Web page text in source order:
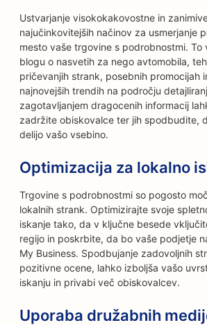
Ustvarjanje visokokakovostne in
najučinkovitejših načinov za usmerjanje
mesto vaše trgovine s podrobnostmi. To
blogu o nasvetih za nego avtomobila,
pričevanjih strank, posebnih promocijah
najnovejših trendih na področju
zagotavljanjem dragocenih informacij
zadržite obiskovalce ter jih spodbudite,
delijo vašo vsebino.
Optimizacija za lokalno
Trgovine s podrobnostmi so pogosto
lokalnih strank. Optimizirajte svoje
iskanje tako, da v ključne besede
regijo in poskrbite, da bo vaše podjetje
My Business. Spodbujanje zadovoljnih
pozitivne ocene, lahko izboljša vašo
iskanju in privabi več obiskovalcev.
Uporaba družabnih